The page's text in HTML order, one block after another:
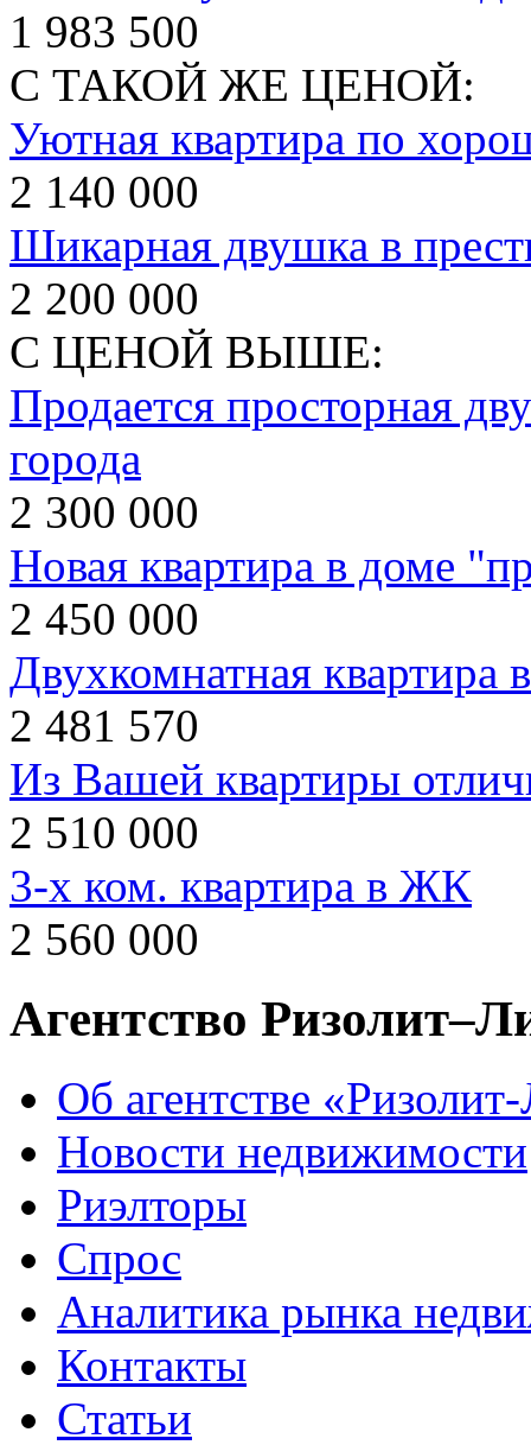
1 983 500
С ТАКОЙ ЖЕ ЦЕНОЙ:
Уютная квартира по
2 140 000
Шикарная двушка в
2 200 000
С ЦЕНОЙ ВЫШЕ:
Продается просторная
города
2 300 000
Новая квартира в доме
2 450 000
Двухкомнатная квартира
2 481 570
Из Вашей квартиры
2 510 000
3-х ком. квартира в ЖК
2 560 000
Агентство
Об агентстве
Новости недвижимости
Риэлторы
Спрос
Аналитика рынка
Контакты
Статьи